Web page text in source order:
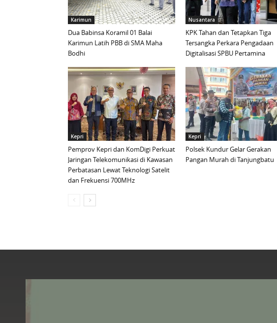
Karimun
Dua Babinsa Koramil 01 Balai
Karimun Latih PBB di SMA Maha
Bodhi
Nusantara
KPK Tahan dan Tetapkan Tiga
Tersangka Perkara Pengadaan
Digitalisasi SPBU Pertamina
Kepri
Pemprov Kepri dan KomDigi Perkuat
Jaringan Telekomunikasi di Kawasan
Perbatasan Lewat Teknologi Satelit
dan Frekuensi 700MHz
Kepri
Polsek Kundur Gelar Gerakan
Pangan Murah di Tanjungbatu